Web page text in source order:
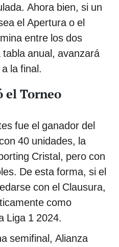
Ahora bien, si un
el Apertura o el
entre los dos
anual, avanzará
la final.
el Torneo
fue el ganador del
40 unidades, la
Cristal, pero con
De esta forma, si el
con el Clausura,
como
Liga 1 2024.
semifinal, Alianza